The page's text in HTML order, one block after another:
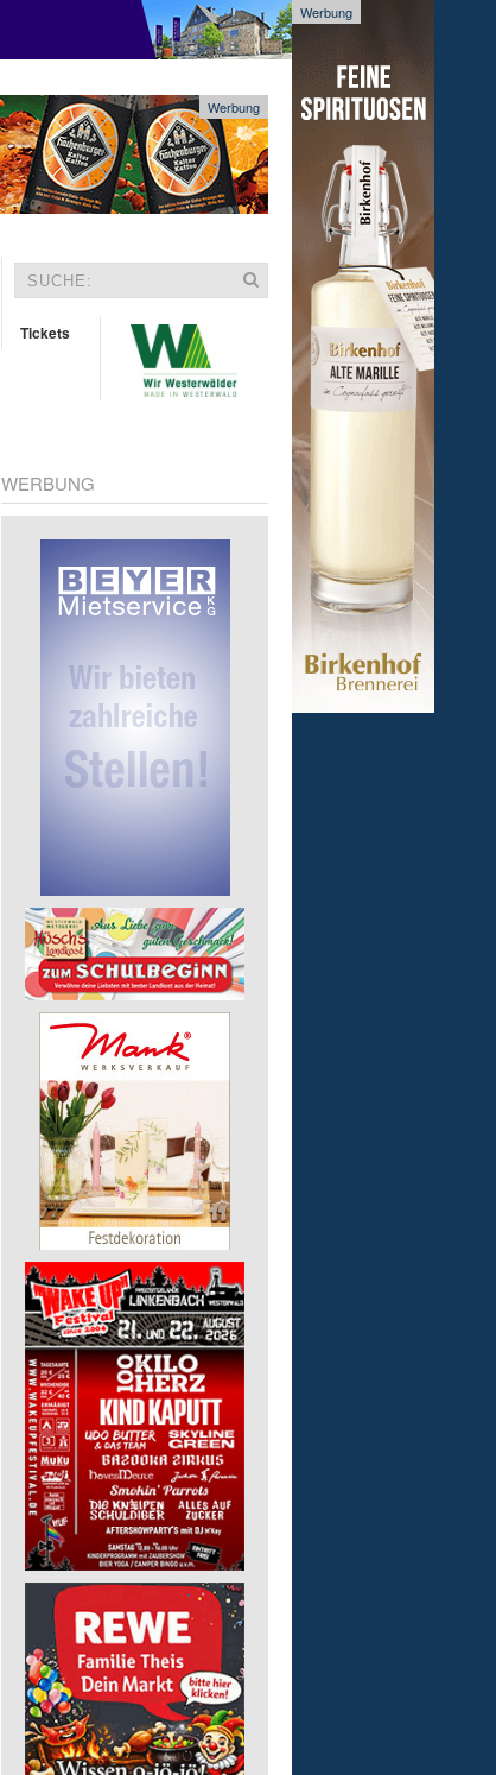
Werbung
Werbung
Tickets
Bildungsbegleitung (m/
Lebenshilfe im Landkreis
GmbH
57610 Altenkirchen
WERBUNG